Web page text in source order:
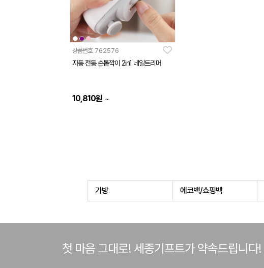
상품번호 762576
자동 전동 손톱깍이 2in1 네일트리머
10,810원 ~
가방 에코백/쇼핑백
첫 마음 그대로! 세종기프트가 약속드립니다!